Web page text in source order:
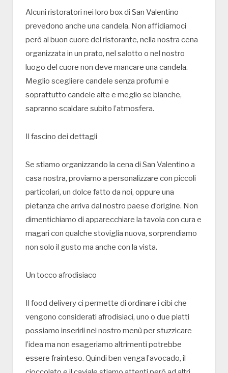
Alcuni ristoratori nei loro box di San Valentino
prevedono anche una candela. Non affidiamoci
però al buon cuore del ristorante, nella nostra cena
organizzata in un prato, nel salotto o nel nostro
luogo del cuore non deve mancare una candela.
Meglio scegliere candele senza profumi e
soprattutto candele alte e meglio se bianche,
sapranno scaldare subito l’atmosfera.
Il fascino dei dettagli
Se stiamo organizzando la cena di San Valentino a
casa nostra, proviamo a personalizzare con piccoli
particolari, un dolce fatto da noi, oppure una
pietanza che arriva dal nostro paese d’origine. Non
dimentichiamo di apparecchiare la tavola con cura e
magari con qualche stoviglia nuova, sorprendiamo
non solo il gusto ma anche con la vista.
Un tocco afrodisiaco
Il food delivery ci permette di ordinare i cibi che
vengono considerati afrodisiaci, uno o due piatti
possiamo inserirli nel nostro menù per stuzzicare
l’idea ma non esageriamo altrimenti potrebbe
essere frainteso. Quindi ben venga l’avocado, il